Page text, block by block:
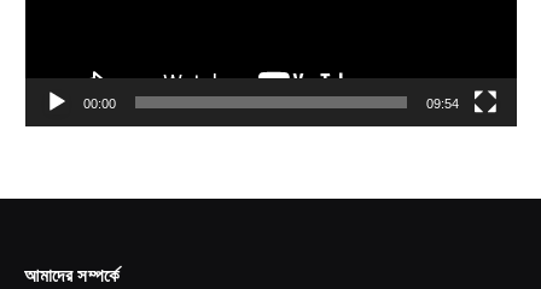
00:00 09:54
আমাদের সম্পর্কে